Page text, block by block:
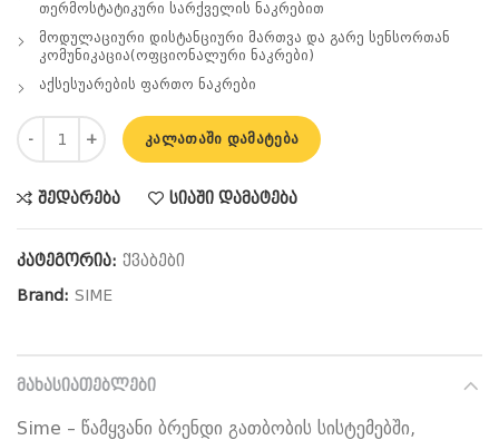
თერმოსტატიკური სარქველის ნაკრებით
მოდულაციური დისტანციური მართვა და გარე სენსორთან
კომუნიკაცია(ოფციონალური ნაკრები)
აქსესუარების ფართო ნაკრები
რაოდენობა: Sime EDEA BF 30 კედლის ქვაბი
ᲙᲐᲚᲐᲗᲐᲨᲘ ᲓᲐᲛᲐᲢᲔᲑᲐ
შედარება სიაში დამატება
კატეგორია: ქვაბები
Brand: SIME
ᲛᲐᲮᲐᲡᲘᲐᲗᲔᲑᲚᲔᲑᲘ
Sime – წამყვანი ბრენდი გათბობის სისტემებში,